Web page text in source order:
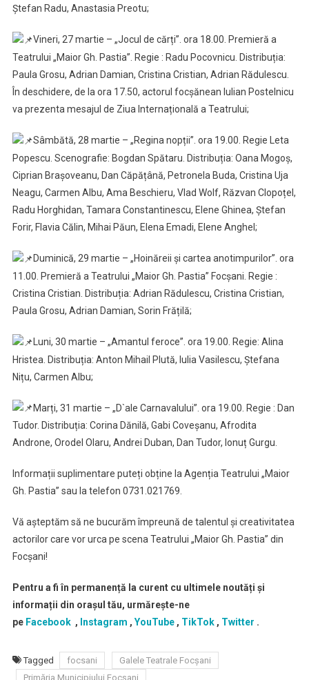
Ștefan Radu, Anastasia Preotu;
Vineri, 27 martie – „Jocul de cărți”. ora 18.00. Premieră a
Teatrului „Maior Gh. Pastia”. Regie : Radu Pocovnicu. Distribuția:
Paula Grosu, Adrian Damian, Cristina Cristian, Adrian Rădulescu.
În deschidere, de la ora 17.50, actorul focșănean Iulian Postelnicu
va prezenta mesajul de Ziua Internațională a Teatrului;
Sâmbătă, 28 martie – „Regina nopții”. ora 19.00. Regie Leta
Popescu. Scenografie: Bogdan Spătaru. Distribuția: Oana Mogoș,
Ciprian Brașoveanu, Dan Căpățână, Petronela Buda, Cristina Uja
Neagu, Carmen Albu, Ama Beschieru, Vlad Wolf, Răzvan Clopoțel,
Radu Horghidan, Tamara Constantinescu, Elene Ghinea, Ștefan
Forir, Flavia Călin, Mihai Păun, Elena Emadi, Elene Anghel;
Duminică, 29 martie – „Hoinăreii și cartea anotimpurilor”. ora
11.00. Premieră a Teatrului „Maior Gh. Pastia” Focșani. Regie :
Cristina Cristian. Distribuția: Adrian Rădulescu, Cristina Cristian,
Paula Grosu, Adrian Damian, Sorin Frățilă;
Luni, 30 martie – „Amantul feroce”. ora 19.00. Regie: Alina
Hristea. Distribuția: Anton Mihail Plută, Iulia Vasilescu, Ștefana
Nițu, Carmen Albu;
Marți, 31 martie – „D`ale Carnavalului”. ora 19.00. Regie : Dan
Tudor. Distribuția: Corina Dănilă, Gabi Coveșanu, Afrodita
Androne, Orodel Olaru, Andrei Duban, Dan Tudor, Ionuț Gurgu.
Informații suplimentare puteți obține la Agenția Teatrului „Maior
Gh. Pastia” sau la telefon 0731.021769.
Vă așteptăm să ne bucurăm împreună de talentul și creativitatea
actorilor care vor urca pe scena Teatrului „Maior Gh. Pastia” din
Focșani!
Pentru a fi în permanență la curent cu ultimele noutăți și
informații din orașul tău, urmărește-ne
pe Facebook , Instagram , YouTube, TikTok, Twitter .
Tagged focsani
Galele Teatrale Focşani
Primăria Municipiului Focşani